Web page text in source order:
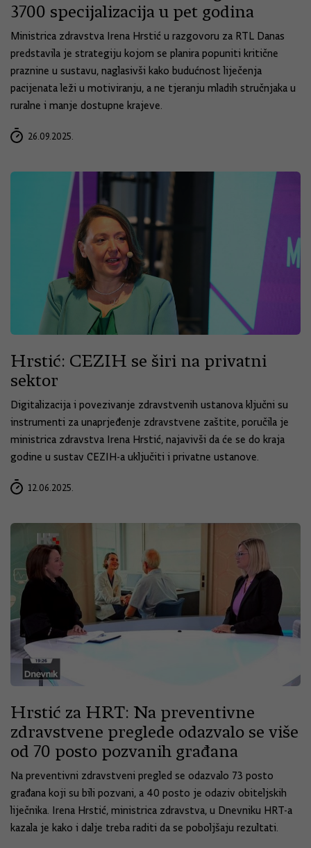
3700 specijalizacija u pet godina
Ministrica zdravstva Irena Hrstić u razgovoru za RTL Danas
predstavila je strategiju kojom se planira popuniti kritične
praznine u sustavu, naglasivši kako budućnost liječenja
pacijenata leži u motiviranju, a ne tjeranju mladih stručnjaka u
ruralne i manje dostupne krajeve.
26.09.2025.
Hrstić: CEZIH se širi na privatni
sektor
Digitalizacija i povezivanje zdravstvenih ustanova ključni su
instrumenti za unaprjeđenje zdravstvene zaštite, poručila je
ministrica zdravstva Irena Hrstić, najavivši da će se do kraja
godine u sustav CEZIH-a uključiti i privatne ustanove.
12.06.2025.
Hrstić za HRT: Na preventivne
zdravstvene preglede odazvalo se više
od 70 posto pozvanih građana
Na preventivni zdravstveni pregled se odazvalo 73 posto
građana koji su bili pozvani, a 40 posto je odaziv obiteljskih
liječnika. Irena Hrstić, ministrica zdravstva, u Dnevniku HRT-a
kazala je kako i dalje treba raditi da se poboljšaju rezultati.